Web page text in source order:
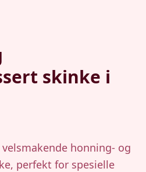
skinke i
honning- og
perfekt for spesielle